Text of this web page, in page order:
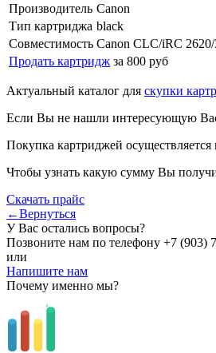
Производитель Canon
Тип картриджа black
Совместимость Canon CLC/iRC
Продать картридж за 800 руб
Актуальный каталог для скупки
Если Вы не нашли интересующую
Покупка картриджей
Чтобы узнать какую сумму Вы
Скачать прайс
←Вернуться
У Вас остались вопросы?
Позвоните нам по телефону +7 (903)
или
Напишите нам
Почему именно мы?